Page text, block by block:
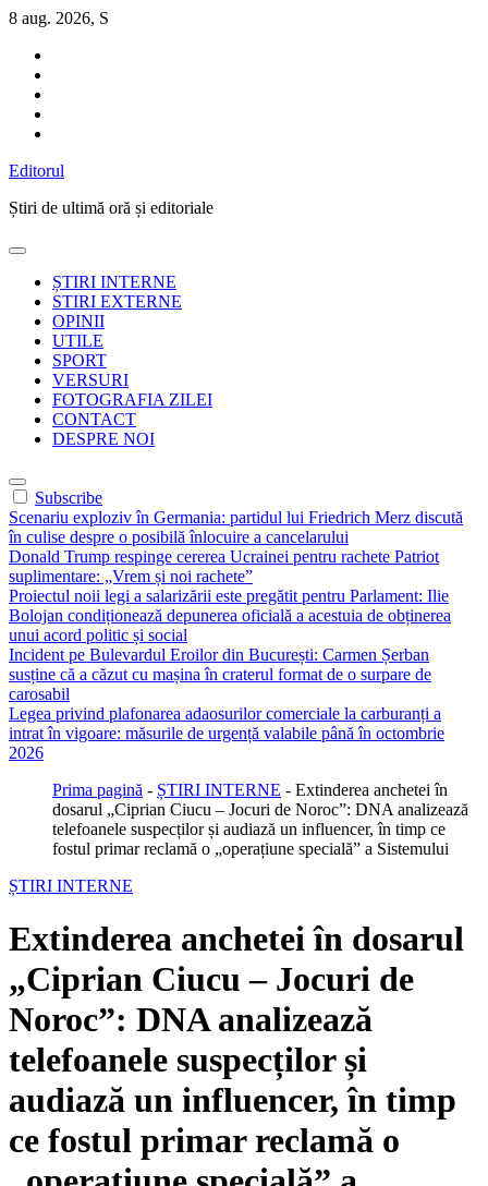
Sari
conținut
8 aug. 2026, S
Editorul
Știri de ultimă oră și editoriale
ȘTIRI INTERNE
STIRI EXTERNE
OPINII
UTILE
SPORT
VERSURI
FOTOGRAFIA ZILEI
CONTACT
DESPRE NOI
Subscribe
Scenariu exploziv în Germania: partidul lui Friedrich Merz discută
în culise despre o posibilă înlocuire a cancelarului
Donald Trump respinge cererea Ucrainei pentru rachete Patriot
suplimentare: „Vrem și noi rachete”
Proiectul noii legi a salarizării este pregătit pentru Parlament: Ilie
Bolojan condiționează depunerea oficială a acestuia de obținerea
unui acord politic și social
Incident pe Bulevardul Eroilor din București: Carmen Șerban
susține că a căzut cu mașina în craterul format de o surpare de
carosabil
Legea privind plafonarea adaosurilor comerciale la carburanți a
intrat în vigoare: măsurile de urgență valabile până în octombrie
2026
Prima pagină - ȘTIRI INTERNE - Extinderea anchetei în
dosarul „Ciprian Ciucu – Jocuri de Noroc”: DNA analizează
telefoanele suspecților și audiază un influencer, în timp ce
fostul primar reclamă o „operațiune specială” a Sistemului
ȘTIRI INTERNE
Extinderea anchetei în dosarul
„Ciprian Ciucu – Jocuri de
Noroc”: DNA analizează
telefoanele suspecților și
audiază un influencer, în timp
ce fostul primar reclamă o